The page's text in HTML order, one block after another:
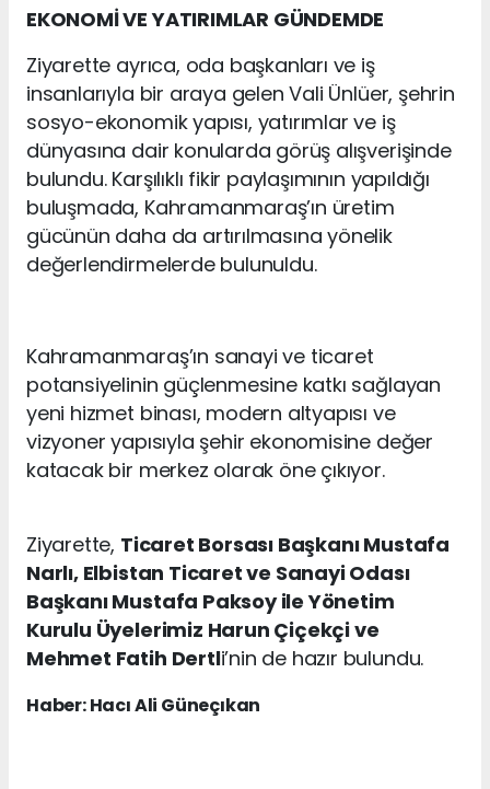
EKONOMİ VE YATIRIMLAR GÜNDEMDE
Ziyarette ayrıca, oda başkanları ve iş
insanlarıyla bir araya gelen Vali Ünlüer, şehrin
sosyo-ekonomik yapısı, yatırımlar ve iş
dünyasına dair konularda görüş alışverişinde
bulundu. Karşılıklı fikir paylaşımının yapıldığı
buluşmada, Kahramanmaraş’ın üretim
gücünün daha da artırılmasına yönelik
değerlendirmelerde bulunuldu.
Kahramanmaraş’ın sanayi ve ticaret
potansiyelinin güçlenmesine katkı sağlayan
yeni hizmet binası, modern altyapısı ve
vizyoner yapısıyla şehir ekonomisine değer
katacak bir merkez olarak öne çıkıyor.
Ziyarette, Ticaret Borsası Başkanı Mustafa
Narlı, Elbistan Ticaret ve Sanayi Odası
Başkanı Mustafa Paksoy ile Yönetim
Kurulu Üyelerimiz Harun Çiçekçi ve
Mehmet Fatih Dertli’nin de hazır bulundu.
Haber: Hacı Ali Güneçıkan